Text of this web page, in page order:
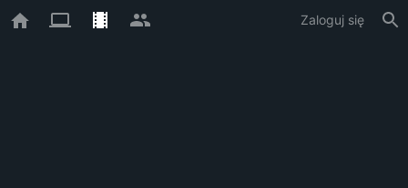
Zaloguj się